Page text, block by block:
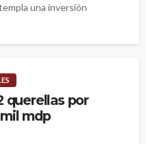
una inversión
querellas por
mdp